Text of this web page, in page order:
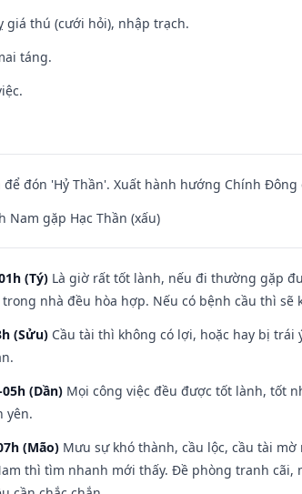
giá thú (cưới hỏi), nhập trạch.
táng.
đón 'Hỷ Thần'. Xuất hành hướng Chính Đông
gặp Hạc Thần (xấu)
(Tý) Là giờ rất tốt lành, nếu đi thường gặp
nhà đều hòa hợp. Nếu có bệnh cầu thì sẽ
(Sửu) Cầu tài thì không có lợi, hoặc hay bị
(Dần) Mọi công việc đều được tốt lành, tốt
yên.
(Mão) Mưu sự khó thành, cầu lộc, cầu tài
thì tìm nhanh mới thấy. Đề phòng tranh